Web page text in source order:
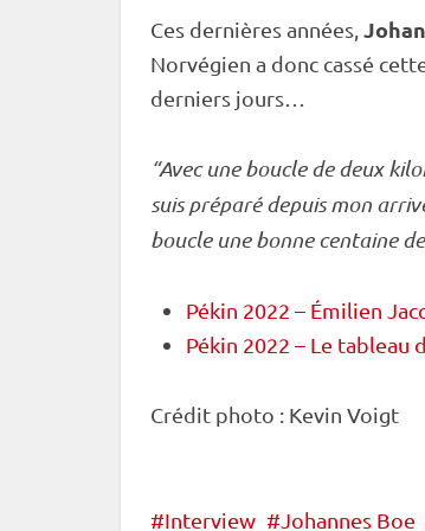
Ces dernières années,
Norvégien a donc cassé
derniers jours…
“Avec une boucle de deux
suis préparé depuis mon
boucle une bonne centaine
Pékin 2022 – Émilien
Pékin 2022 – Le tableau
Crédit photo : Kevin Voigt
Interview Johannes Boe